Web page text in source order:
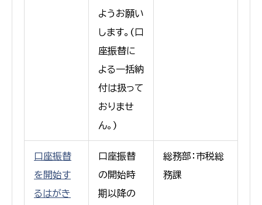
ようお願い
します。(口
座振替に
よる一括納
付は扱って
おりませ
ん。)
口座振替
を開始す
るはがき
口座振替
の開始時
期以降の
総務部：市税総
務課